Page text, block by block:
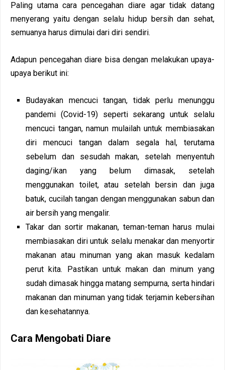
Paling utama cara pencegahan diare agar tidak datang
menyerang yaitu dengan selalu hidup bersih dan sehat,
semuanya harus dimulai dari diri sendiri.
Adapun pencegahan diare bisa dengan melakukan upaya-
upaya berikut ini:
Budayakan mencuci tangan, tidak perlu menunggu
pandemi (Covid-19) seperti sekarang untuk selalu
mencuci tangan, namun mulailah untuk membiasakan
diri mencuci tangan dalam segala hal, terutama
sebelum dan sesudah makan, setelah menyentuh
daging/ikan yang belum dimasak, setelah
menggunakan toilet, atau setelah bersin dan juga
batuk, cucilah tangan dengan menggunakan sabun dan
air bersih yang mengalir.
Takar dan sortir makanan, teman-teman harus mulai
membiasakan diri untuk selalu menakar dan menyortir
makanan atau minuman yang akan masuk kedalam
perut kita. Pastikan untuk makan dan minum yang
sudah dimasak hingga matang sempurna, serta hindari
makanan dan minuman yang tidak terjamin kebersihan
dan kesehatannya.
Cara Mengobati Diare